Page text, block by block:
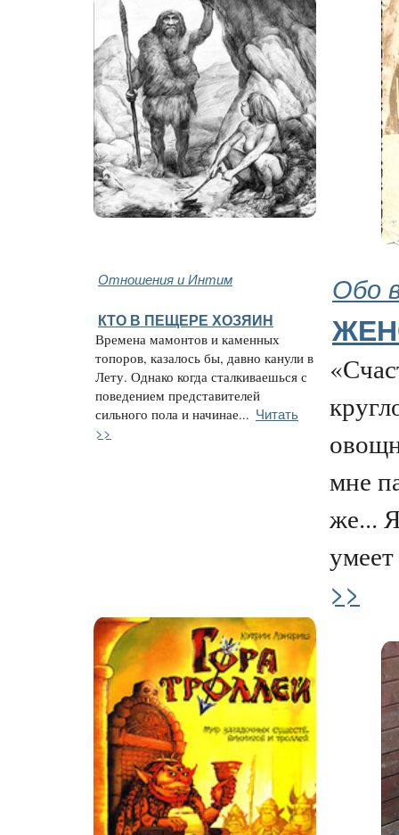
Отношения и Интим Обо
КТО В ПЕЩЕРЕ ХОЗЯИН
Времена мамонтов и каменных
топоров, казалось бы, давно канули в
Лету. Однако когда сталкиваешься с
поведением представителей
сильного пола и начинае... Читать
>>
мне
же...
>>